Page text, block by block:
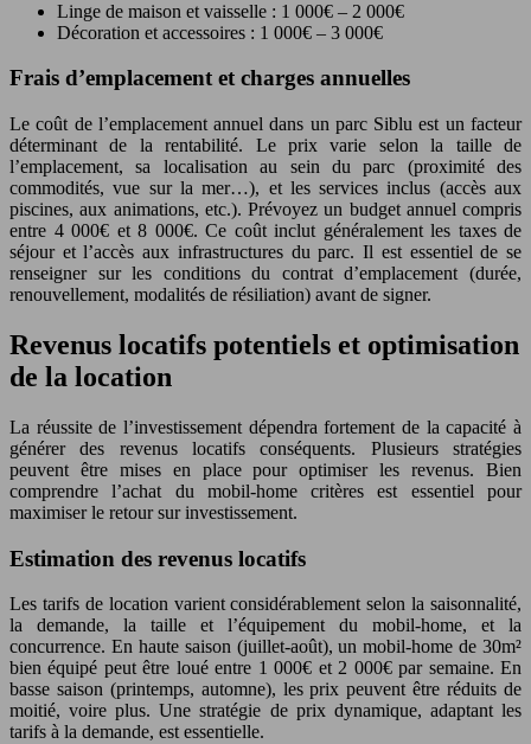
Linge de maison et vaisselle : 1 000€ – 2 000€
Décoration et accessoires : 1 000€ – 3 000€
Frais d’emplacement et charges annuelles
Le coût de l’emplacement annuel dans un parc Siblu est un facteur
déterminant de la rentabilité. Le prix varie selon la taille de
l’emplacement, sa localisation au sein du parc (proximité des
commodités, vue sur la mer…), et les services inclus (accès aux
piscines, aux animations, etc.). Prévoyez un budget annuel compris
entre 4 000€ et 8 000€. Ce coût inclut généralement les taxes de
séjour et l’accès aux infrastructures du parc. Il est essentiel de se
renseigner sur les conditions du contrat d’emplacement (durée,
renouvellement, modalités de résiliation) avant de signer.
Revenus locatifs potentiels et optimisation
de la location
La réussite de l’investissement dépendra fortement de la capacité à
générer des revenus locatifs conséquents. Plusieurs stratégies
peuvent être mises en place pour optimiser les revenus. Bien
comprendre l’achat du mobil-home critères est essentiel pour
maximiser le retour sur investissement.
Estimation des revenus locatifs
Les tarifs de location varient considérablement selon la saisonnalité,
la demande, la taille et l’équipement du mobil-home, et la
concurrence. En haute saison (juillet-août), un mobil-home de 30m²
bien équipé peut être loué entre 1 000€ et 2 000€ par semaine. En
basse saison (printemps, automne), les prix peuvent être réduits de
moitié, voire plus. Une stratégie de prix dynamique, adaptant les
tarifs à la demande, est essentielle.